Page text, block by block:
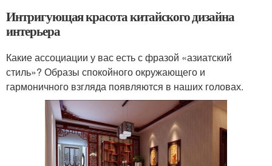
Интригующая красота китайского дизайна
интерьера
Какие ассоциации у вас есть с фразой «азиатский
стиль»? Образы спокойного окружающего и
гармоничного взгляда появляются в наших головах.